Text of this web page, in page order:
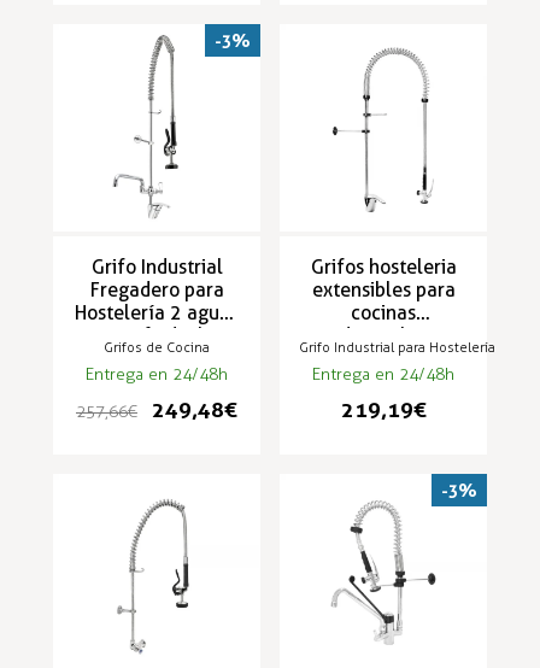
Grifo Industrial
Fregadero para
Hostelería 2 aguas
con grifo ducha -
TS-2M
Grifos de Cocina
Entrega en 24/48h
257,66 €
249,48 €
-3%
Grifos hosteleria
extensibles para
cocinas
industriales 2
aguas - ZN-1M-
ECO
Grifo Industrial para Hostelería
Entrega en 24/48h
219,19 €
-3%